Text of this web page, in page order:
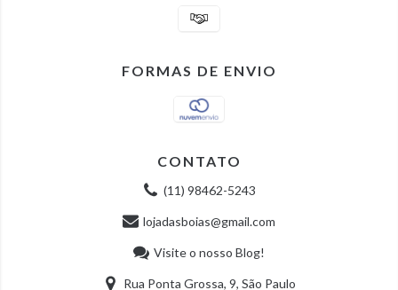
FORMAS DE ENVIO
CONTATO
(11) 98462-5243
lojadasboias@gmail.com
Visite o nosso Blog!
Rua Ponta Grossa, 9, São Paulo